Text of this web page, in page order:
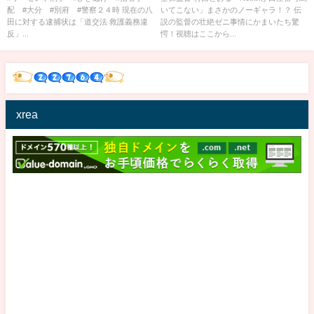
配 #大分 #別府 #警察２４時​​​ 現在の八
田に対する逮捕状は「道交法 救護義務違
反」...
壮絶ゼニ事情にかまいたち驚
愕！│かまいたち山内濱家MCぜ
ABEMA
いてこない」まさかのノーギャラ！？ 伝
説の監督の壮絶ゼニ事情にかまいたち驚
愕！視聴はここから...
xrea